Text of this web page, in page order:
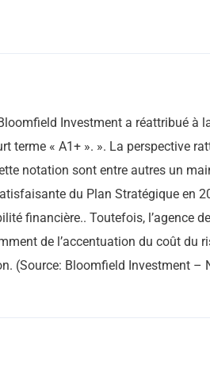
Investment a réattribué à
terme « A1+ ». ». La perspective
notation sont entre autres un
du Plan Stratégique en
financière.. Toutefois, l’agence
de l’accentuation du coût du
(Source: Bloomfield Investment –